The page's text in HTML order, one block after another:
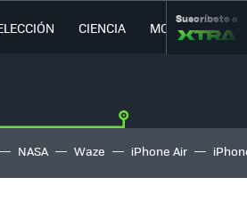
CIENCIA MOVILIDAD
Suscríbete a
NASA Waze iPhone Air